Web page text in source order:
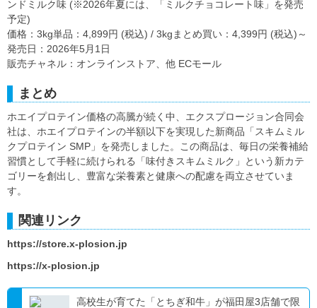
ンドミルク味 (※2026年夏には、「ミルクチョコレート味」を発売
予定)
価格：3kg単品：4,899円 (税込) / 3kgまとめ買い：4,399円 (税込)～
発売日：2026年5月1日
販売チャネル：オンラインストア、他 ECモール
まとめ
ホエイプロテイン価格の高騰が続く中、エクスプロージョン合同会
社は、ホエイプロテインの半額以下を実現した新商品「スキムミル
クプロテイン SMP」を発売しました。この商品は、毎日の栄養補給
習慣として手軽に続けられる「味付きスキムミルク」という新カテ
ゴリーを創出し、豊富な栄養素と健康への配慮を両立させていま
す。
関連リンク
https://store.x-plosion.jp
https://x-plosion.jp
高校生が育てた「とちぎ和牛」が福田屋3店舗で限